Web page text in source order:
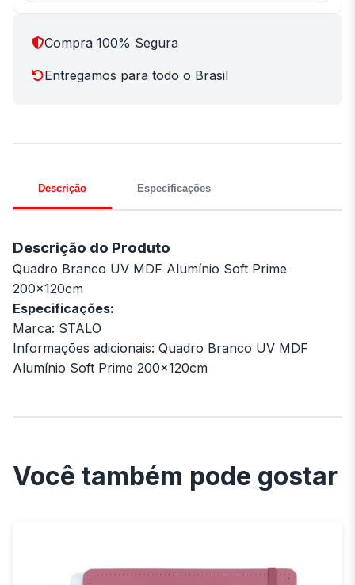
Compra 100% Segura
Entregamos para todo o Brasil
Descrição Especificações
Descrição do Produto
Quadro Branco UV MDF Alumínio Soft Prime
200x120cm
Especificações:
Marca: STALO
Informações adicionais: Quadro Branco UV MDF
Alumínio Soft Prime 200x120cm
Você também pode gostar